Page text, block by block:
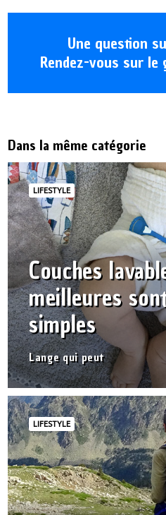
Une question
Rendez-vous sur le
Dans la même catégorie
LIFESTYLE
Couches
meilleures
simples
Lange qui peut
LIFESTYLE